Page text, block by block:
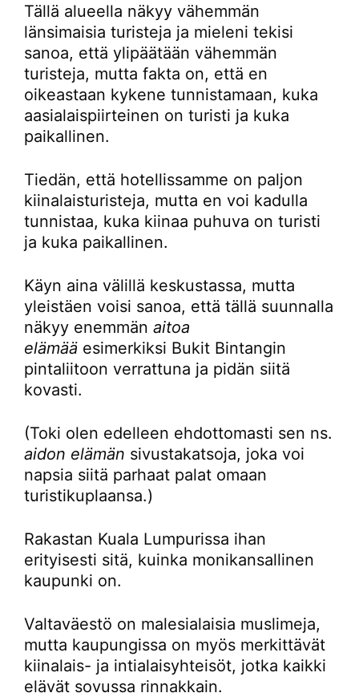
Tällä alueella näkyy vähemmän
länsimaisia turisteja ja mieleni tekisi
sanoa, että ylipäätään vähemmän
turisteja, mutta fakta on, että en
oikeastaan kykene tunnistamaan, kuka
aasialaispiirteinen on turisti ja kuka
paikallinen.
Tiedän, että hotellissamme on paljon
kiinalaisturisteja, mutta en voi kadulla
tunnistaa, kuka kiinaa puhuva on turisti
ja kuka paikallinen.
Käyn aina välillä keskustassa, mutta
yleistäen voisi sanoa, että tällä suunnalla
näkyy enemmän aitoa
elämää esimerkiksi Bukit Bintangin
pintaliitoon verrattuna ja pidän siitä
kovasti.
(Toki olen edelleen ehdottomasti sen ns.
aidon elämän sivustakatsoja, joka voi
napsia siitä parhaat palat omaan
turistikuplaansa.)
Rakastan Kuala Lumpurissa ihan
erityisesti sitä, kuinka monikansallinen
kaupunki on.
Valtaväestö on malesialaisia muslimeja,
mutta kaupungissa on myös merkittävät
kiinalais- ja intialaisyhteisöt, jotka kaikki
elävät sovussa rinnakkain.